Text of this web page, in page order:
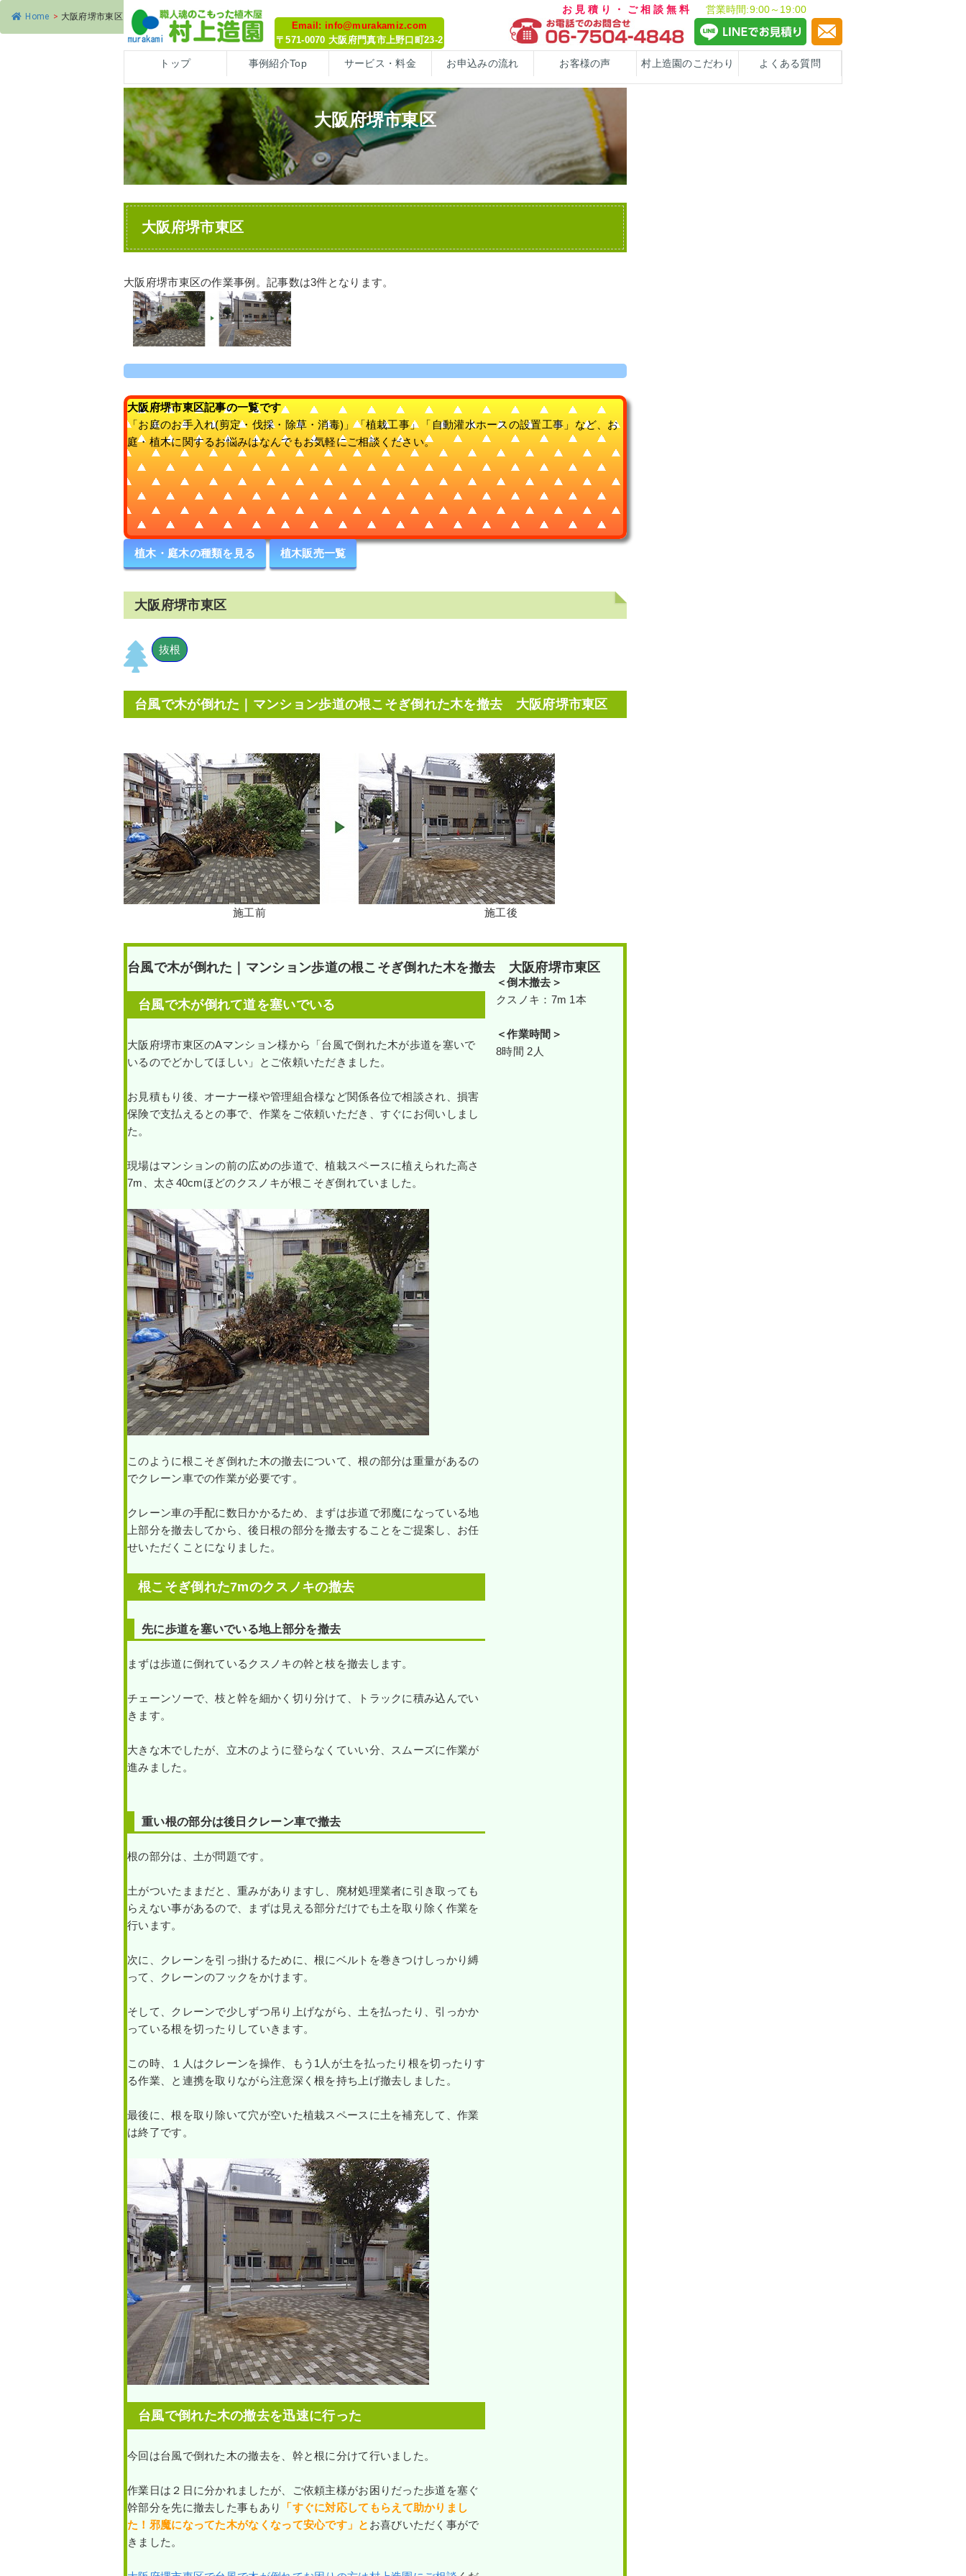
Email: info@murakamiz.com
〒571-0070 大阪府門真市上野口町23-2
お見積り・ご相談無料 営業時間:9:00～19:00
トップ 事例紹介Top サービス・料金 お申込みの流れ お客様の声 村上造園のこだわり よくある質問
Home > 大阪府堺市東区
大阪府堺市東区
大阪府堺市東区
大阪府堺市東区の作業事例。記事数は3件となります。
大阪府堺市東区記事の一覧です
「お庭のお手入れ(剪定・伐採・除草・消毒)」「植栽工事」「自動灌水ホースの設置工事」など、お
庭・植木に関するお悩みはなんでもお気軽にご相談ください。
植木・庭木の種類を見る 植木販売一覧
大阪府堺市東区
抜根
台風で木が倒れた｜マンション歩道の根こそぎ倒れた木を撤去 大阪府堺市東区
施工前 施工後
台風で木が倒れた｜マンション歩道の根こそぎ倒れた木を撤去 大阪府堺市東区
台風で木が倒れて道を塞いでいる
大阪府堺市東区のAマンション様から「台風で倒れた木が歩道を塞いで
いるのでどかしてほしい」とご依頼いただきました。
お見積もり後、オーナー様や管理組合様など関係各位で相談され、損害
保険で支払えるとの事で、作業をご依頼いただき、すぐにお伺いしまし
た。
現場はマンションの前の広めの歩道で、植栽スペースに植えられた高さ
7m、太さ40cmほどのクスノキが根こそぎ倒れていました。
このように根こそぎ倒れた木の撤去について、根の部分は重量があるの
でクレーン車での作業が必要です。
クレーン車の手配に数日かかるため、まずは歩道で邪魔になっている地
上部分を撤去してから、後日根の部分を撤去することをご提案し、お任
せいただくことになりました。
根こそぎ倒れた7mのクスノキの撤去
先に歩道を塞いでいる地上部分を撤去
まずは歩道に倒れているクスノキの幹と枝を撤去します。
チェーンソーで、枝と幹を細かく切り分けて、トラックに積み込んでい
きます。
大きな木でしたが、立木のように登らなくていい分、スムーズに作業が
進み ました。
重い根の部分は後日クレーン車で撤去
根の部分は、土が問題です。
土がついたままだと、重みがありますし、廃材処理業者に引き取っても
らえない事があるので、まずは見える部分だけでも土を取り除く作業を
行います。
次に、クレーンを引っ掛けるために、根にベルトを巻きつけしっかり縛
って、クレーンのフックをかけます。
そして、クレーンで少しずつ吊り上げながら、土を払ったり、引っかか
っている根を切ったりしていきます。
この時、１人はクレーンを操作、もう1人が土を払ったり根を切ったりす
る作業、と連携を取りながら注意深く根を持ち上げ撤去しました。
最後に、根を取り除いて穴が空いた植栽スペースに土を補充して、作業
は終了です。
台風で倒れた木の撤去を迅速に行った
今回は台風で倒れた木の撤去を、幹と根に分けて行いました。
作業日は２日に分かれましたが、ご依頼主様がお困りだった歩道を塞ぐ
幹部分を先に撤去した事もあり
「すぐに対応してもらえて助かりまし
た！邪魔になってた木がなくなって安心です」と お喜びいただく事がで
きました。
＜倒木撤去 ＞
クスノキ：7m 1本
＜作業時間＞
8時間 2人